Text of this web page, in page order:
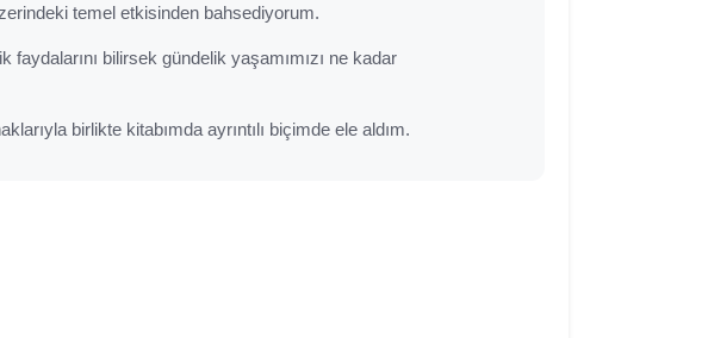
temel etkisinden bahsediyorum.
bilirsek gündelik yaşamımızı ne kadar
birlikte kitabımda ayrıntılı biçimde ele aldım.